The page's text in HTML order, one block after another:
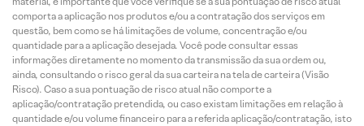
comporta a aplicação nos produtos e/ou a contratação dos serviços em
questão, bem como se há limitações de volume, concentração e/ou
quantidade para a aplicação desejada. Você pode consultar essas
informações diretamente no momento da transmissão da sua ordem ou,
ainda, consultando o risco geral da sua carteira na tela de carteira (Visão
Risco). Caso a sua pontuação de risco atual não comporte a
aplicação/contratação pretendida, ou caso existam limitações em relação à
quantidade e/ou volume financeiro para a referida aplicação/contratação, isto